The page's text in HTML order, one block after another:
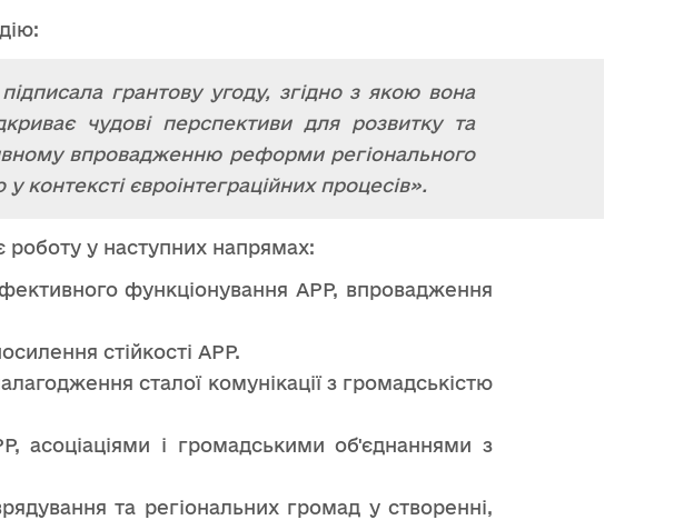
грантову угоду, згідно з якою вона
чудові перспективи для розвитку та
впровадженню реформи регіонального
євроінтеграційних процесів».
роботу у наступних напрямах:
функціонування АРР, впровадження
стійкості АРР.
сталої комунікації з громадськістю
асоціаціями і громадськими об'єднаннями з
та регіональних громад у створенні,